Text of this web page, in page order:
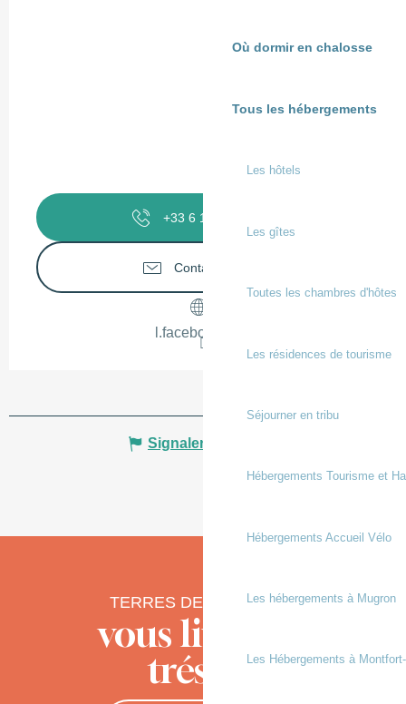
Où dormir en chalosse
Tous les hébergements
Les hôtels
Les gîtes
Toutes les chambres d'hôtes
Les résidences de tourisme
Séjourner en tribu
Hébergements Tourisme et
Hébergements Accueil Vélo
Les hébergements à Mugron
Les Hébergements à
+33 6 11 45 35
Contactez-nous
l.facebook.com
Signaler une erreur
TERRES DE CHALOSSE
vous livre ses
trésors